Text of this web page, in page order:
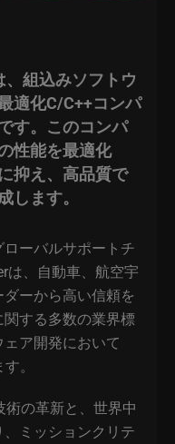
組込みソフトウ
適化C/C++コンパ
す。このコンパ
性能を最適化
抑え、高品質で
します。
ーバルサポートチ
は、自動車、航空宇
ーから高い信頼を
する多数の業界標
ア開発において
。
の革新と、世界中
ミッションクリテ